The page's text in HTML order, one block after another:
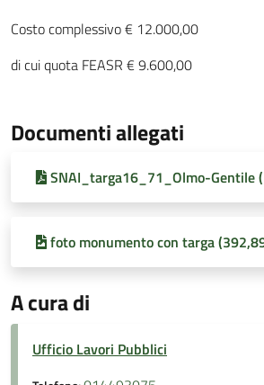
Costo complessivo € 12.000,00
di cui quota FEASR € 9.600,00
Documenti allegati
SNAI_targa16_71_Olmo-Gentile
foto monumento con targa
A cura di
Ufficio Lavori Pubblici